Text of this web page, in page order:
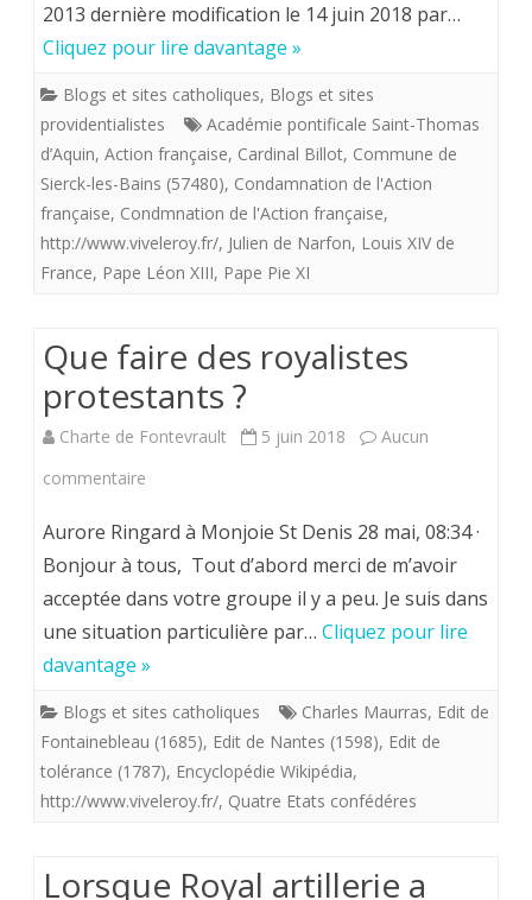
dans
des
royalistes
providentialistes
?
drapeau
tricolore
frappé
Sacré-
Cœur”,
par
BILLOT.
La
question
2013 dernière modification le 14 juin 2018 par…
Cliquez pour lire davantage »
Blogs et sites catholiques, Blogs et sites
providentialistes
Académie pontificale Saint-Thomas
d’Aquin, Action française, Cardinal Billot, Commune de
Sierck-les-Bains (57480), Condamnation de l'Action
française, Condmnation de l'Action française,
http://www.viveleroy.fr/, Julien de Narfon, Louis XIV de
France, Pape Léon XIII, Pape Pie XI
Que faire des royalistes
protestants ?
Charte de Fontevrault 5 juin 2018
Aucun
commentaire
faire
des
royalistes
‎Aurore Ringard‎ à Monjoie St Denis 28 mai, 08:34 ·
Bonjour à tous, Tout d’abord merci de m’avoir
acceptée dans votre groupe il y a peu. Je suis dans
une situation particulière par… Cliquez pour lire
davantage »
Blogs et sites catholiques Charles Maurras, Edit de
Fontainebleau (1685), Edit de Nantes (1598), Edit de
tolérance (1787), Encyclopédie Wikipédia,
http://www.viveleroy.fr/, Quatre Etats confédéres
Lorsque Royal artillerie a